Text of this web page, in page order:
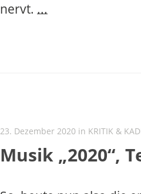
nervt. ...
23. Dezember 2020 in KRITIK &
Musik „2020“,